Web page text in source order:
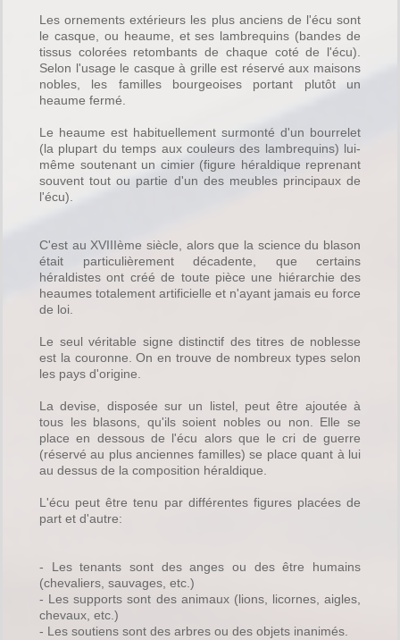
Les ornements extérieurs les plus anciens de l'écu sont
le casque, ou heaume, et ses lambrequins (bandes de
tissus colorées retombants de chaque coté de l'écu).
Selon l'usage le casque à grille est réservé aux maisons
nobles, les familles bourgeoises portant plutôt un
heaume fermé.
Le heaume est habituellement surmonté d'un bourrelet
(la plupart du temps aux couleurs des lambrequins) lui-
même soutenant un cimier (figure héraldique reprenant
souvent tout ou partie d'un des meubles principaux de
l'écu).
C'est au XVIIIème siècle, alors que la science du blason
était particulièrement décadente, que certains
héraldistes ont créé de toute pièce une hiérarchie des
heaumes totalement artificielle et n'ayant jamais eu force
de loi.
Le seul véritable signe distinctif des titres de noblesse
est la couronne. On en trouve de nombreux types selon
les pays d'origine.
La devise, disposée sur un listel, peut être ajoutée à
tous les blasons, qu'ils soient nobles ou non. Elle se
place en dessous de l'écu alors que le cri de guerre
(réservé au plus anciennes familles) se place quant à lui
au dessus de la composition héraldique.
L'écu peut être tenu par différentes figures placées de
part et d'autre:
- Les tenants sont des anges ou des être humains
(chevaliers, sauvages, etc.)
- Les supports sont des animaux (lions, licornes, aigles,
chevaux, etc.)
- Les soutiens sont des arbres ou des objets inanimés.